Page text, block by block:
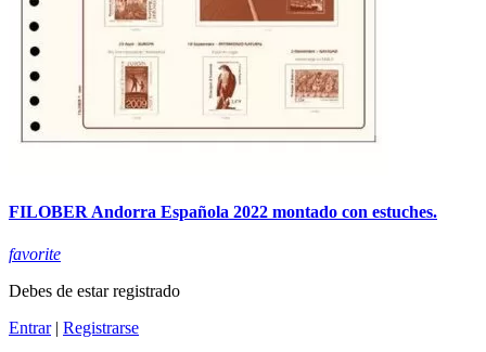
FILOBER Andorra Española 2022 montado con estuches.
favorite
Debes de estar registrado
Entrar| Registrarse